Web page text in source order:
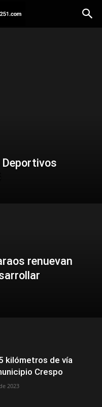
Deportivos
renuevan
kilómetros de vía
Crespo
2023